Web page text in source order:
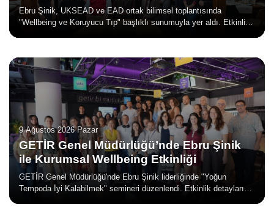
Ebru Şinik, UKSEAD ve EAD ortak bilimsel toplantısında
"Wellbeing ve Koruyucu Tıp" başlıklı sunumuyla yer aldı. Etkinlik
9 Ağustos 2026 Pazar
GETİR Genel Müdürlüğü’nde Ebru Şinik
ile Kurumsal Wellbeing Etkinliği
GETİR Genel Müdürlüğü'nde Ebru Şinik liderliğinde "Yoğun
Tempoda İyi Kalabilmek" semineri düzenlendi. Etkinlik detaylarını